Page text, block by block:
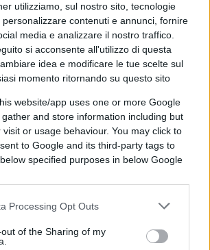
utilizziamo, sul nostro sito, tecnologie
contenuti e annunci, fornire
media e analizzare il nostro traffico.
si acconsente all'utilizzo di questa
idea e modificare le tue scelte sul
momento ritornando su questo sito
website/app uses one or more Google
and store information including but
or usage behaviour. You may click to
to Google and its third-party tags to
specified purposes in below Google
Processing Opt Outs
of the Sharing of my
“malcapitati”, aggettivo
mano), sinonimo di: “sventurato,
infelice, misero,
e croce, non propriamente
dibattito social seguito alla Sua
di posizione i pareri si sono
elogiata sottolineando
Suo sacrosanto richiamo al
giornalistica” e chi invece l’ha
tifosi che non perdono mai